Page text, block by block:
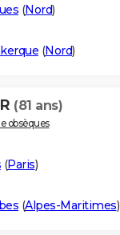
(Nord)
(Nord)
(81 ans)
obsèques
(Paris)
(Alpes-Maritimes)